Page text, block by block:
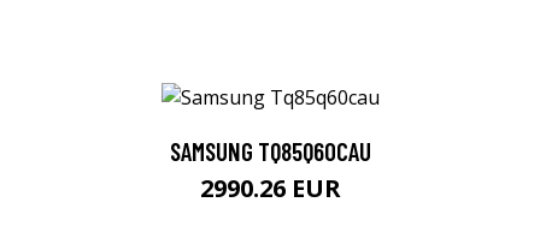
SAMSUNG TQ85Q60CAU
2990.26 EUR